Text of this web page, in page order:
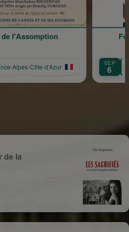
l'Assomption
Alpes-Côte-d’Azur
SEP
6
de la